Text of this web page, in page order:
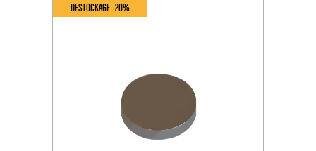
DESTOCKAGE -20%